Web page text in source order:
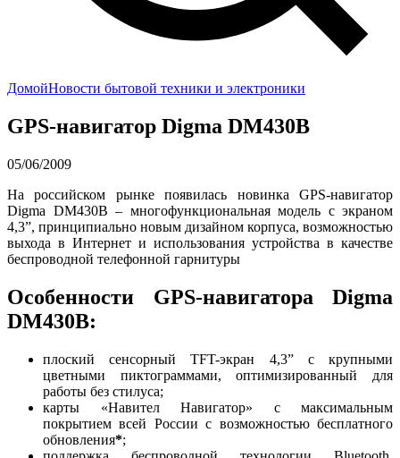
ДомойНовости бытовой техники и электроники
GPS-навигатор Digma DM430B
05/06/2009
На российском рынке появилась новинка GPS-навигатор
Digma DM430B – многофункциональная модель с экраном
4,3”, принципиально новым дизайном корпуса, возможностью
выхода в Интернет и использования устройства в качестве
беспроводной телефонной гарнитуры
Особенности GPS-навигатора Digma
DM430B:
плоский сенсорный TFT-экран 4,3” с крупными
цветными пиктограммами, оптимизированный для
работы без стилуса;
карты «Навител Навигатор» с максимальным
покрытием всей России с возможностью бесплатного
обновления*;